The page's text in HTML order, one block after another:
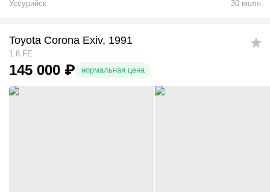
Уссурийск 30 июля
Toyota Corona Exiv, 1991
1.8 FE
145 000 ₽ нормальная цена